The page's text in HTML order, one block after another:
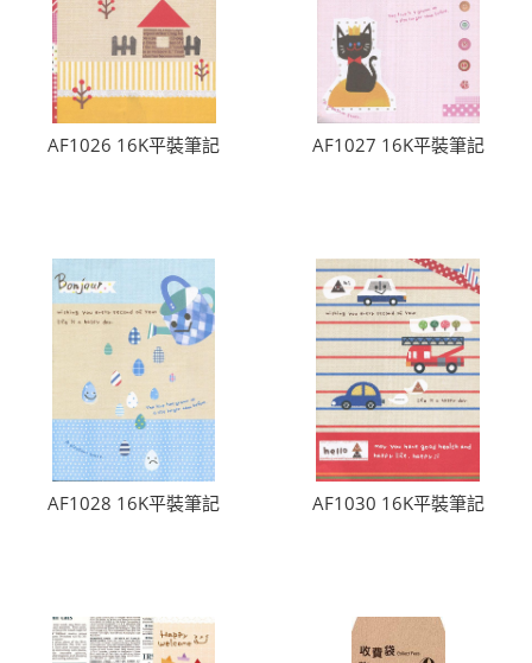
AF1026 16K平裝筆記 AF1027 16K平裝筆記
AF1028 16K平裝筆記 AF1030 16K平裝筆記